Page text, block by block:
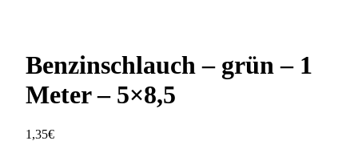
Benzinschlauch – grün – 1
Meter – 5×8,5
1,35€